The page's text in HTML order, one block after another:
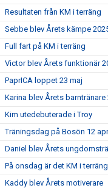
Resultaten från KM i terräng
Sebbe blev Årets kämpe
Full fart på KM i terräng
Victor blev Årets funktionär
PaprICA loppet 23 maj
Karina blev Årets barntränare
Kim utedebuterade i Troy
Träningsdag på Bosön 12
Daniel blev Årets
På onsdag är det KM i
Kaddy blev Årets motiverare